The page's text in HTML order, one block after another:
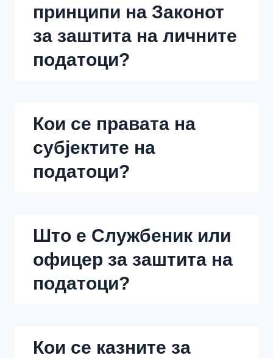
принципи на Законот
за заштита на личните
податоци?
Кои се правата на
субјектите на
податоци?
Што е Службеник или
офицер за заштита на
податоци?
Кои се казните за